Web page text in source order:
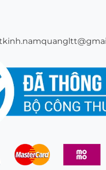
loang (Gradient):
màu đậm nhất để che
suốt ở phần đáy kính.
giới tài xế ưa chuộng vì
nhìn đường, vừa nhìn rõ
bên dưới gầm xe.
đa dạng lên
màu sắc cực kỳ